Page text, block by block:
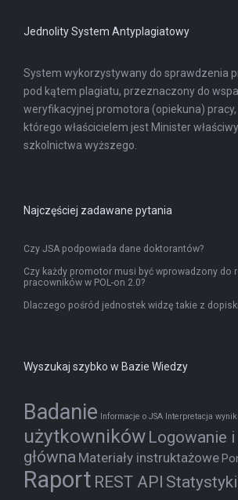
Jednolity System Antyplagiatowy
System wykorzystywany do sprawdzenia
pod kątem plagiatu, przeznaczony do
weryfikacyjnej promotora (opiekuna) pracy,
którego właścicielem jest Minister
szkolnictwa wyższego.
Najczęściej zadawane pytania
Czy JSA podpowiada dane doktorantów?
Czy każdy promotor musi być wprowadzony do
pracowników w POL-on 2.0?
Dlaczego pośród jednostek widzę takie z
Wyszukaj szybko w Bazie Wiedzy
Badanie Informacje o JSA Interpretacja
użytkowników Logowanie
główna Materiały instruktażowe
Raport REST API Statystyki